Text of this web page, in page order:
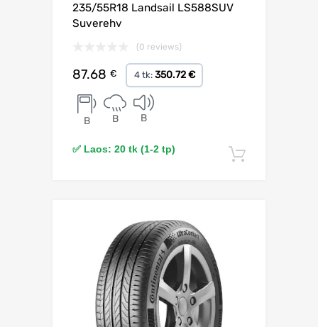
235/55R18 Landsail LS588SUV
Suverehv
(0 reviews)
87.68 € 4 tk: 350.72 €
B B B
✅ Laos: 20 tk (1-2 tp)